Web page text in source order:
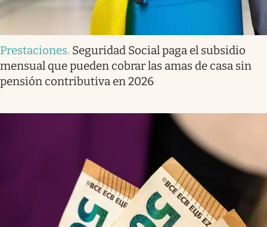
Prestaciones. Seguridad Social paga el subsidio
mensual que pueden cobrar las amas de casa sin
pensión contributiva en 2026